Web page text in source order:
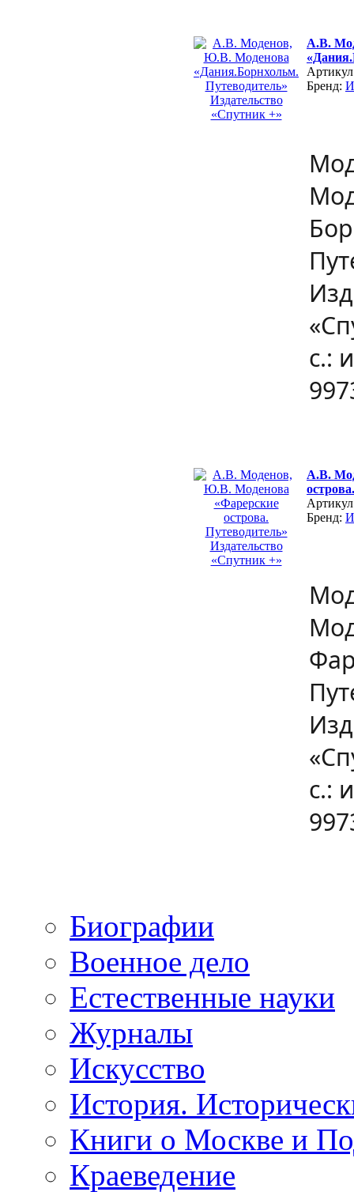
А.В.
Бренд:
с.:
А.В.
Бренд:
с.:
Биографии
Военное дело
Естественные науки
Журналы
Искусство
История.
Книги о Москве и
Краеведение